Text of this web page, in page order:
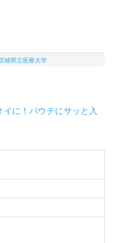
城県立医療大学
に！パウチにサッと入